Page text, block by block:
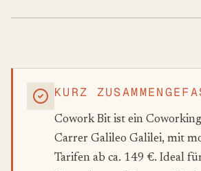
KURZ
Cowork Bit ist ein
Carrer Galileo Galilei, mit
Tarifen ab ca. 149 €. Ideal